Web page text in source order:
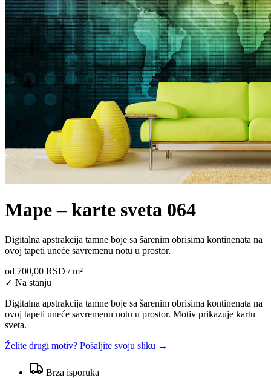
Mape – karte sveta 064
Digitalna apstrakcija tamne boje sa šarenim obrisima kontinenata na
ovoj tapeti uneće savremenu notu u prostor.
od 700,00 RSD / m²
✓ Na stanju
Digitalna apstrakcija tamne boje sa šarenim obrisima kontinenata na
ovoj tapeti uneće savremenu notu u prostor. Motiv prikazuje kartu
sveta.
Želite drugi motiv? Pošaljite svoju sliku →
Brza isporuka